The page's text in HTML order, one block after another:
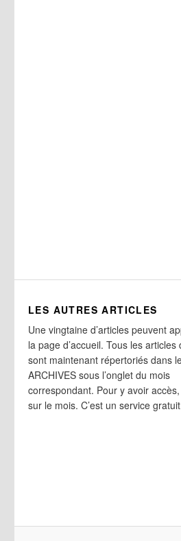
LES AUTRES ARTICLES
Une vingtaine d’articles peuvent
la page d’accueil. Tous les articles
sont maintenant répertoriés dans
ARCHIVES sous l’onglet du mois
correspondant. Pour y avoir
sur le mois. C’est un service